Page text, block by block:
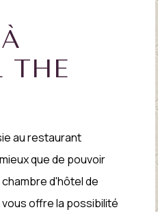
THE
au restaurant
que de pouvoir
d'hôtel de
vous offre la possibilité